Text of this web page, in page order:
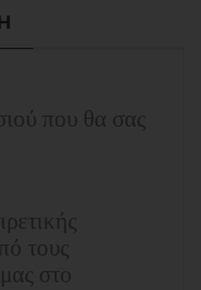
που θα σας
τους
στο